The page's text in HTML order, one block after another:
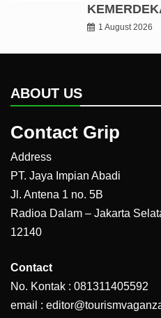
1 August 2026
ABOUT US
Contact Grip
Address
PT. Jaya Impian Abadi
Jl. Antena 1 no. 5B
Radioa Dalam – Jakarta
12140
Contact
No. Kontak : 081311405592
email :